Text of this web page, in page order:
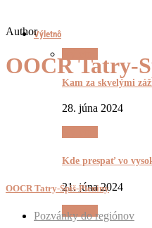
Výletnô
Kam za skvelými
28. júna 2024
Kde prespať vo
21. júna 2024
Výletnô
Author
OOCR Tatry-
OOCR Tatry-Spiš-Pieniny
Pozvánky do regiónov